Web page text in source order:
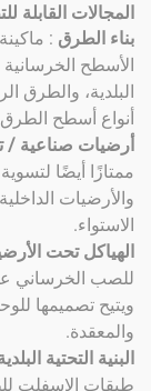
المجالات القابلة
بناء الطرق :
الأسطح
البلدية، والطرق
أنواع أسطح الطرق
أرضيات صناعية /
ممتازًا أيضًا
والأرضيات
الاستواء.
الهياكل تحت
للصب الخرساني
ويتيح تصميمها
والمعقدة.
البنية التحتية
طبقات الإسفلت